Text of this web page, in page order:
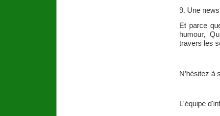
9. Une
Et parce
humour,
travers les
N’hésitez à
L'équipe